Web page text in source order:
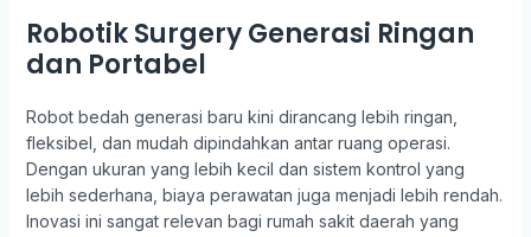
Robotik Surgery Generasi Ringan
dan Portabel
Robot bedah generasi baru kini dirancang lebih ringan,
fleksibel, dan mudah dipindahkan antar ruang operasi.
Dengan ukuran yang lebih kecil dan sistem kontrol yang
lebih sederhana, biaya perawatan juga menjadi lebih rendah.
Inovasi ini sangat relevan bagi rumah sakit daerah yang